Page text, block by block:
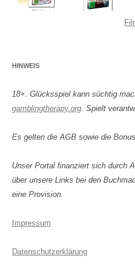
HINWEIS
18+. Glücksspiel kann süchtig
gamblingtherapy.org. Spielt
Es gelten die AGB sowie die
Unser Portal finanziert sich durch
über unsere Links bei den
eine Provision.
Impressum
Datenschutzerklärung